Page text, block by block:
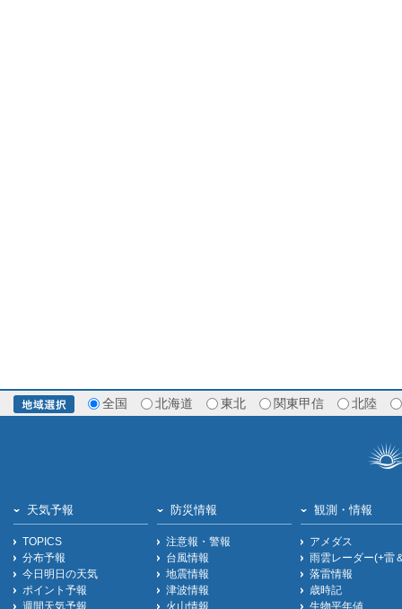
全国 北海道 東北 関東甲信 北陸
天気予報
TOPICS
分布予報
今日明日の天気
ポイント予報
週間天気予報
防災情報
注意報・警報
台風情報
地震情報
津波情報
火山情報
観測・情報
アメダス
雨雲レーダー(+雷
落雷情報
歳時記
生物平年値